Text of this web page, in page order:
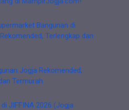
Bangunan di
Terlengkap dan
Jogja Rekomended,
Termurah
JIFFINA 2026 (Jogja